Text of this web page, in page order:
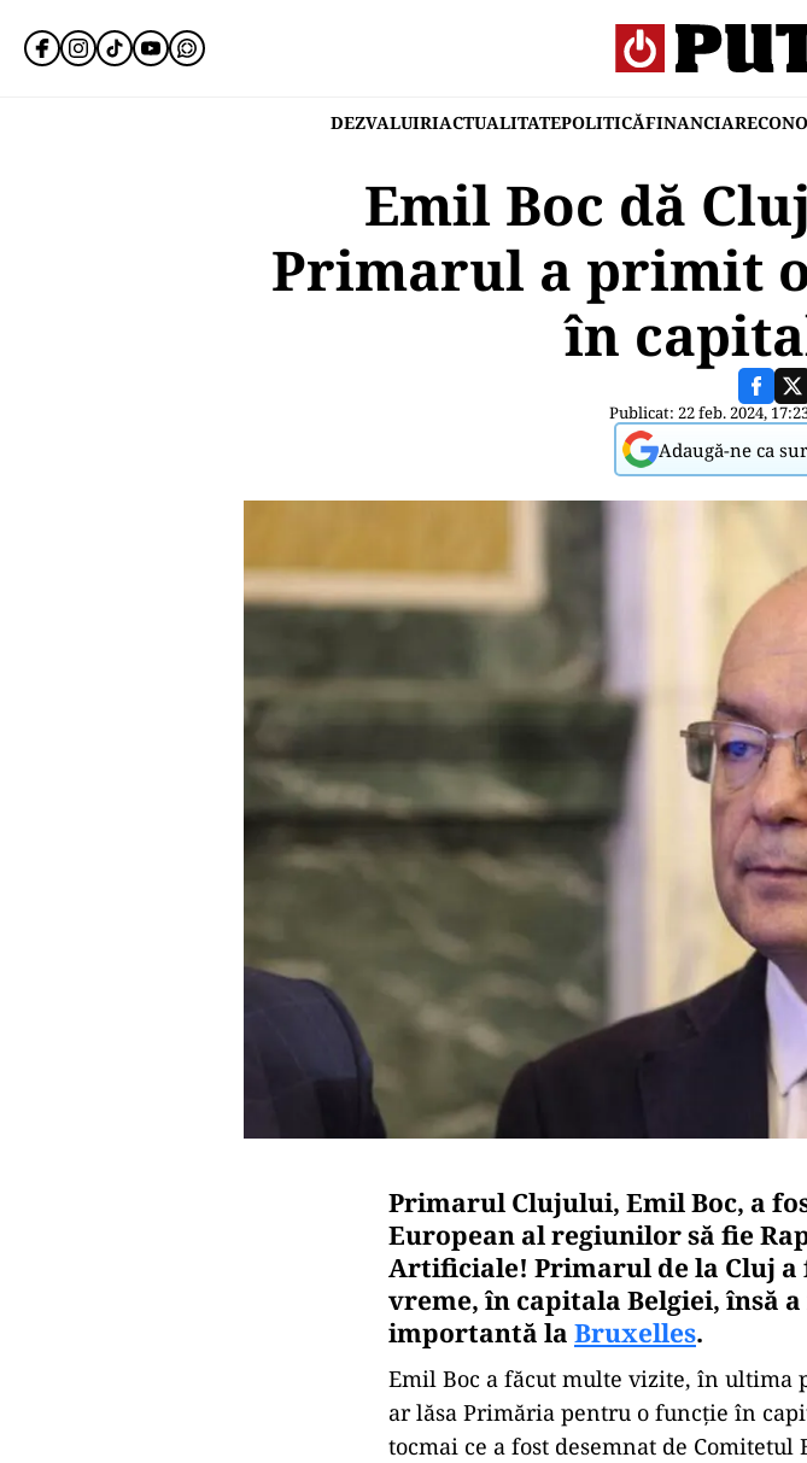
DEZVALUIRIACTUALITATEPOLITICĂFINANCIAR
Emil Boc dă
Primarul a primit
în
Publicat: 22 feb. 2024,
Adaugă-ne ca
Primarul Clujului, Emil Boc, a
European al regiunilor să fie
Artificiale! Primarul de la Cluj
vreme, în capitala Belgiei, însă
importantă la Bruxelles.
Emil Boc a făcut multe vizite, în ultima
ar lăsa Primăria pentru o funcție în
tocmai ce a fost desemnat de